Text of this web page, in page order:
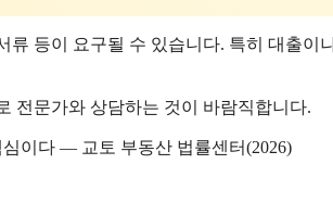
등이 요구될 수 있습니다. 특히 대출이
전문가와 상담하는 것이 바람직합니다.
이다 — 교토 부동산 법률센터(2026)